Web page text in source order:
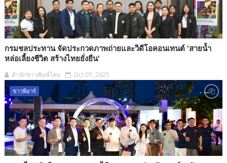
กรมชลประทาน จัดประกวดภาพถ่ายและวิดีโอคอนเทนต์ 'สายน้ำ
หล่อเลี้ยงชีวิต สร้างไทยยั่งยืน'
สำนักข่าวพิมพ์ไทย Oct 07, 2025
ข่าวพีอาร์